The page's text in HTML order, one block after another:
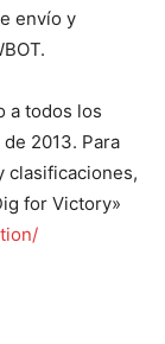
envío y
a todos los
2013. Para
clasificaciones,
for Victory»